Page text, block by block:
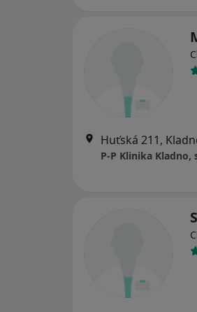
Huťská 211,
P-P Klinika Kladno,